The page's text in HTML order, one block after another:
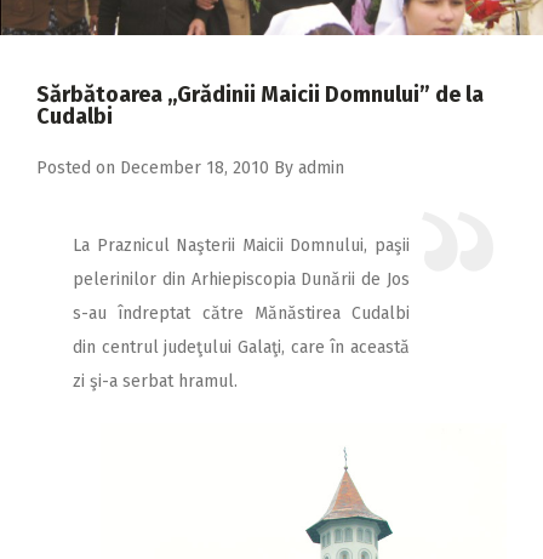
2018
2016
Sărbătoarea ,,Grădinii Maicii Domnului” de la
Cudalbi
Posted on December 18, 2010 By admin
La Praznicul Naşterii Maicii Domnului, paşii
pelerinilor din Arhiepiscopia Dunării de Jos
s-au îndreptat către Mănăstirea Cudalbi
din centrul judeţului Galaţi, care în această
zi şi-a serbat hramul.